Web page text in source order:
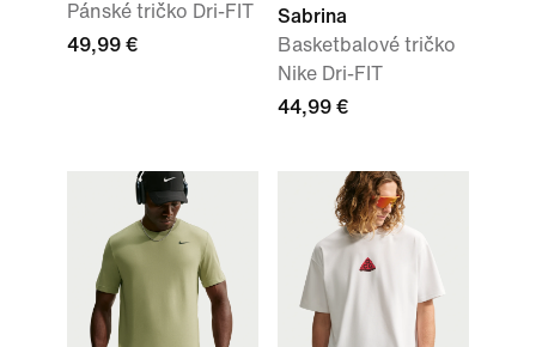
Pánské tričko Dri-FIT
49,99 €
Sabrina
Basketbalové tričko
Nike Dri-FIT
44,99 €